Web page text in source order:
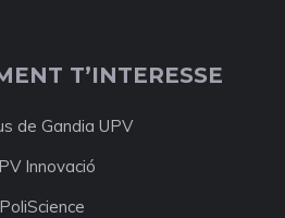
T’INTERESSE
de Gandia UPV
Innovació
PoliScience